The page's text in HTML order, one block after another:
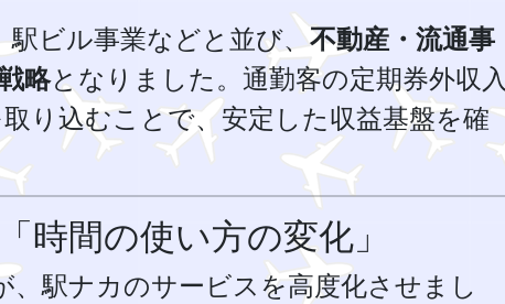
ビル事業などと並び、 不動産・流通事
略となりました。通勤客の定期券外収入
取り込むことで、安定した収益基盤を確
間の使い方の変化」
駅ナカのサービスを高度化させまし